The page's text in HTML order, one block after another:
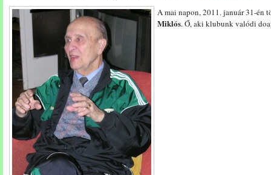
A mai napon, 2011. január 31-én
Miklós. Ő, aki klubunk valódi